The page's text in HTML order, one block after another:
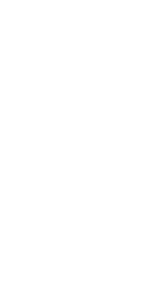
etc.